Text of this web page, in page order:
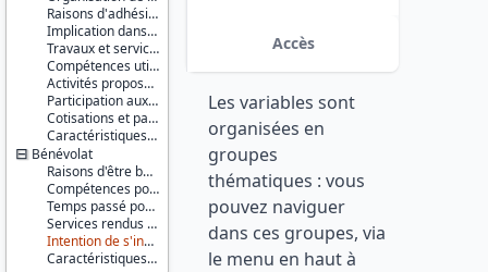
Raisons d'adhésion à l'association
Implication dans l'association
Travaux et services rendus dans le cadre de l'association
Compétences utilisées dans le cadre de l'association
Activités proposées ou organisées par l'association
Participation aux activités de l'association
Cotisations et participations financières
Caractéristiques d'enquête
Bénévolat
Raisons d'être bénévole
Compétences pour l'activité bénévole
Temps passé pour l'association
Services rendus en tant que bénévole
Intention de s'investir plus pour l'association
Caractéristiques d'enquête
ménages
(EPCV)
Couverture
géographique :
France
métropolitaine
Producteur :
INSEE
Diffuseur :
Progedo-
Adisp
Accès
Les variables sont
organisées en
groupes
thématiques : vous
pouvez naviguer
dans ces groupes, via
le menu en haut à